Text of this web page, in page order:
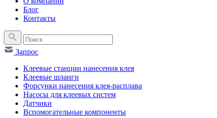
Блог
Контакты
Запрос
Клеевые станции нанесения клея
Клеевые шланги
Форсунки нанесения клея-расплава
Насосы для клеевых систем
Датчики
Вспомогательные компоненты